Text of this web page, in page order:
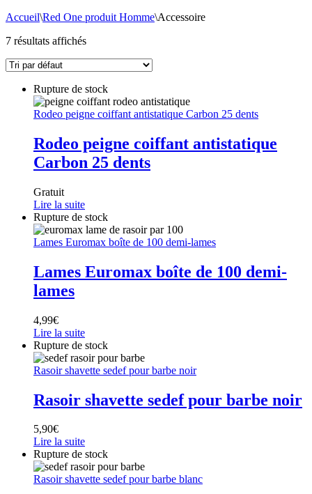
Accueil\Red One produit Homme\Accessoire
7 résultats affichés
Rupture de stock
Rodeo peigne coiffant antistatique Carbon 25 dents
Rodeo peigne coiffant antistatique
Carbon 25 dents
Gratuit
Lire la suite
Rupture de stock
Lames Euromax boîte de 100 demi-lames
Lames Euromax boîte de 100 demi-
lames
4,99€
Lire la suite
Rupture de stock
Rasoir shavette sedef pour barbe noir
Rasoir shavette sedef pour barbe noir
5,90€
Lire la suite
Rupture de stock
Rasoir shavette sedef pour barbe blanc